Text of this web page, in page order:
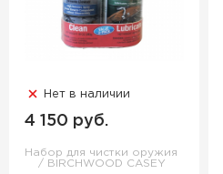
Нет в наличии
4 150 руб.
Набор для чистки оружия
BIRCHWOOD CASEY